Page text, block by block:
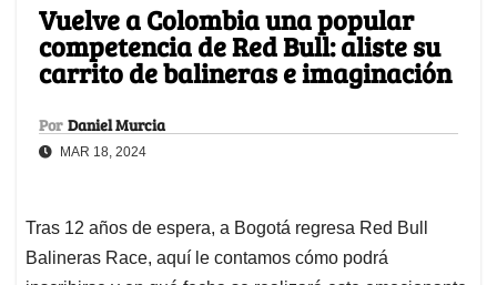
Vuelve a Colombia una popular
competencia de Red Bull: aliste su
carrito de balineras e imaginación
Por Daniel Murcia
MAR 18, 2024
Tras 12 años de espera, a Bogotá regresa Red Bull
Balineras Race, aquí le contamos cómo podrá